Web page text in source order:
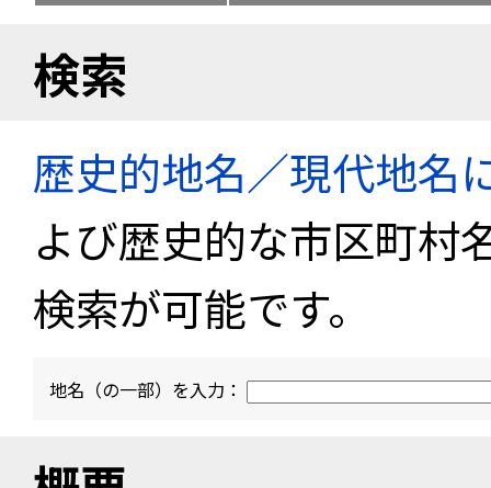
検索
歴史的地名／現代地名
よび歴史的な市区町村
検索が可能です。
地名（の一部）を入力：